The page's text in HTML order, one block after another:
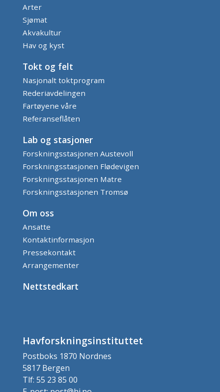
Arter
Sjømat
Akvakultur
Hav og kyst
Tokt og felt
Nasjonalt toktprogram
Rederiavdelingen
Fartøyene våre
Referanseflåten
Lab og stasjoner
Forskningsstasjonen Austevoll
Forskningsstasjonen Flødevigen
Forskningsstasjonen Matre
Forskningsstasjonen Tromsø
Om oss
Ansatte
Kontaktinformasjon
Pressekontakt
Arrangementer
Nettstedkart
Havforskningsinstituttet
Postboks 1870 Nordnes
5817 Bergen
Tlf: 55 23 85 00